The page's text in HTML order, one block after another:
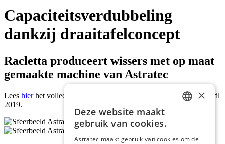
Capaciteitsverdubbeling
dankzij draaitafelconcept
Racletta produceert wissers met op maat
gemaakte machine van Astratec
Lees hierhet volledige artikel uit het Metallerie magazine editie april
2019.
×
Deze website maakt
gebruik van cookies.
Astratec maakt gebruik van cookies om de